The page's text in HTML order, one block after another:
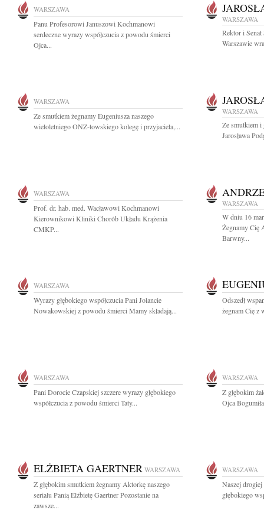
WARSZAWA
Panu Profesorowi Januszowi Kochmanowi
serdeczne wyrazy współczucia z powodu śmierci
Ojca...
WARSZAWA
Rektor i
Warszawie
WARSZAWA
Ze smutkiem żegnamy Eugeniusza naszego
wieloletniego ONZ-towskiego kolegę i przyjaciela,...
WARSZAWA
Ze smutkiem i
Jarosława
WARSZAWA
Prof. dr. hab. med. Wacławowi Kochmanowi
Kierownikowi Kliniki Chorób Układu Krążenia
CMKP...
WARSZAWA
W dniu 16
Żegnamy Cię
Barwny...
WARSZAWA
Wyrazy głębokiego współczucia Pani Jolancie
Nowakowskiej z powodu śmierci Mamy składają...
Odszedł
żegnam Cię z
WARSZAWA
Pani Dorocie Czapskiej szczere wyrazy głębokiego
współczucia z powodu śmierci Taty...
WARSZAWA
Z głębokim
Ojca
ELŻBIETA GAERTNER WARSZAWA
Z głębokim smutkiem żegnamy Aktorkę naszego
serialu Panią Elżbietę Gaertner Pozostanie na
zawsze...
WARSZAWA
Naszej
głębokiego